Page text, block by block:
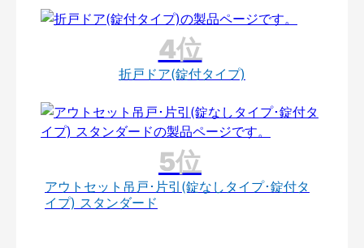
折戸ドア(錠付タイプ)
アウトセット吊戸･片引(錠なしタイプ･錠付タ
イプ) スタンダード